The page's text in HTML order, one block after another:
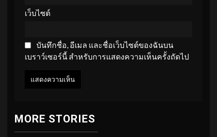
เว็บไซต์
บันทึกชื่อ, อีเมล และชื่อเว็บไซต์ของฉันบน
เบราว์เซอร์นี้ สำหรับการแสดงความเห็นครั้งถัดไป
MORE STORIES